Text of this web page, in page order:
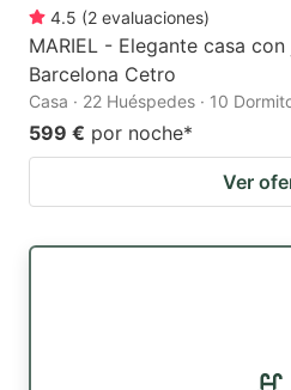
4.5 (2 evaluaciones)
MARIEL - Elegante casa
Barcelona Cetro
Casa · 22 Huéspedes · 10
599 € por noche*
Ver